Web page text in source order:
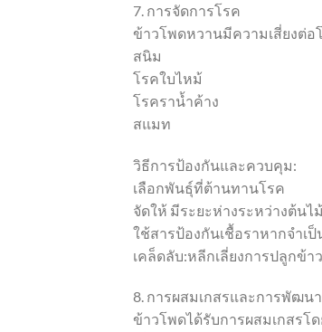
7. การจัดการโรค
ข้าวโพดหวานมีความเสี่ยงต่อ
สนิม
โรคใบไหม้
โรคราน้ำค้าง
สแมท
วิธีการป้องกันและควบคุม:
เลือกพันธุ์ที่ต้านทานโรค
จัดให้ มีระยะห่างระหว่างต้น
ใช้สารป้องกันเชื้อราหากจำ
เคล็ดลับ:หลีกเลี่ยงการปลูกข้
8. การผสมเกสรและการพัฒน
ข้าวโพดได้รับการผสมเกสรโ